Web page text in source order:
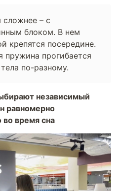
сложнее – с
блоком. В нем
крепятся посередине.
прогибается
по-разному.
независимый
равномерно
время сна